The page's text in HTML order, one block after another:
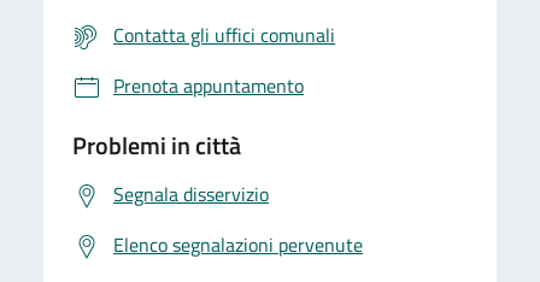
Contatta gli uffici comunali
Prenota appuntamento
Problemi in città
Segnala disservizio
Elenco segnalazioni pervenute